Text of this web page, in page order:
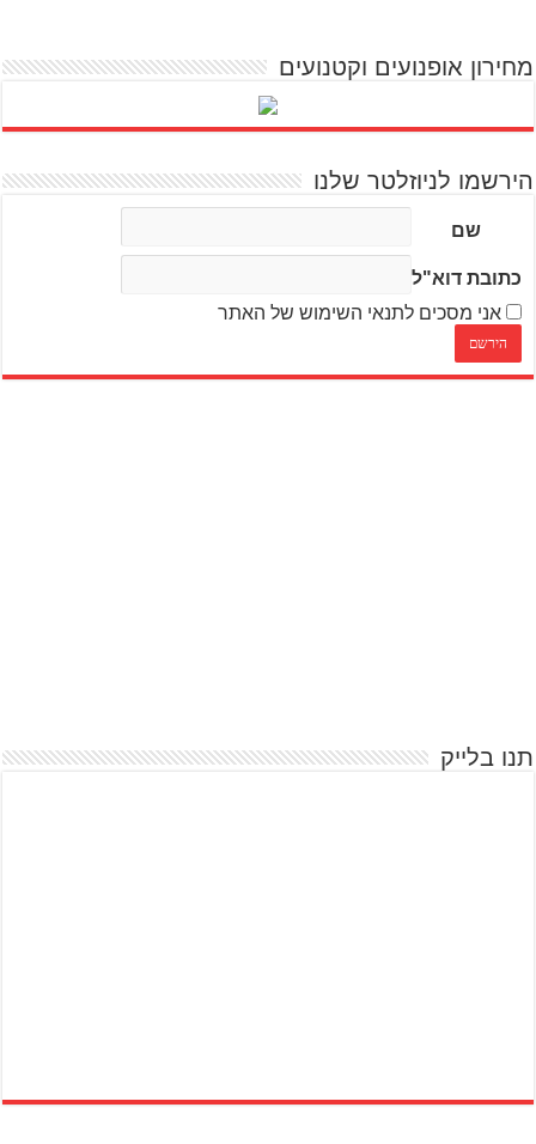
מחירון אופנועים וקטנועים
הירשמו לניוזלטר שלנו
שם
כתובת דוא"ל
אני מסכים לתנאי השימוש של האתר
תנו בלייק